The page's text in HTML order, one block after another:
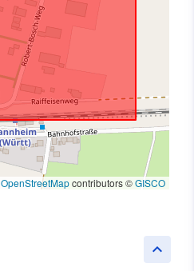
OpenStreetMapcontributors ©GISCO
keyboard_arrow_up